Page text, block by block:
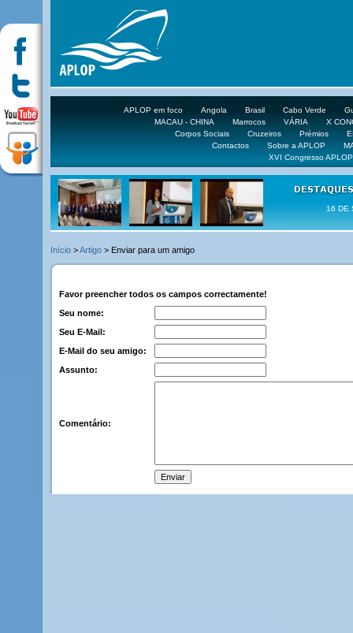
APLOP em foco Angola Brasil Cabo Verde
MACAU - CHINA
Marrocos VÁRIA
X
Corpos Sociais
Cruzeiros Prémios
Contactos
Sobre a APLOP
XVI Congresso APLOP
16 DE
Início >Artigo > Enviar para um amigo
Favor preencher todos os campos correctamente!
Seu nome:
Seu E-Mail:
E-Mail do seu amigo:
Assunto:
Comentário: